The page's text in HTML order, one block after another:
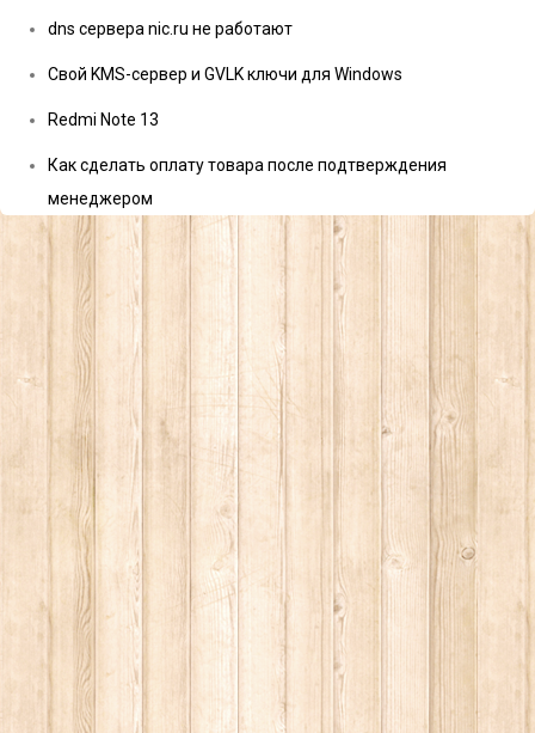
dns сервера nic.ru не работают
Свой KMS-сервер и GVLK ключи для Windows
Redmi Note 13
Как сделать оплату товара после подтверждения
менеджером